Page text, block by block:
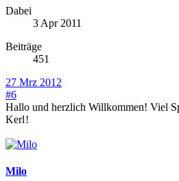
Dabei
3 Apr 2011
Beiträge
451
27 Mrz 2012
#6
Hallo und herzlich Willkommen! Viel
Kerl!
Milo